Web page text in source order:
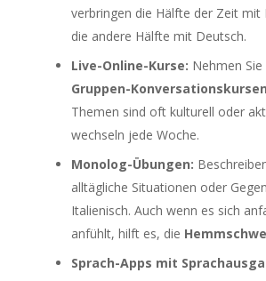
verbringen die Hälfte der Zeit mit
die andere Hälfte mit Deutsch.
Live-Online-Kurse: Nehmen
Gruppen-Konversationskursen
Themen sind oft kulturell oder
wechseln jede Woche.
Monolog-Übungen:
alltägliche Situationen oder
Italienisch. Auch wenn es sich
anfühlt, hilft es, die
Sprach-Apps mit